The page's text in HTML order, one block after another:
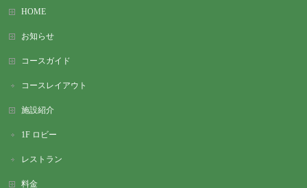
HOME
お知らせ
コースガイド
コースレイアウト
施設紹介
1F ロビー
レストラン
料金